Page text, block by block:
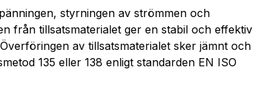
styrningen av strömmen och
från tillsatsmaterialet ger en stabil och effektiv
av tillsatsmaterialet sker jämnt och
135 eller 138 enligt standarden EN ISO